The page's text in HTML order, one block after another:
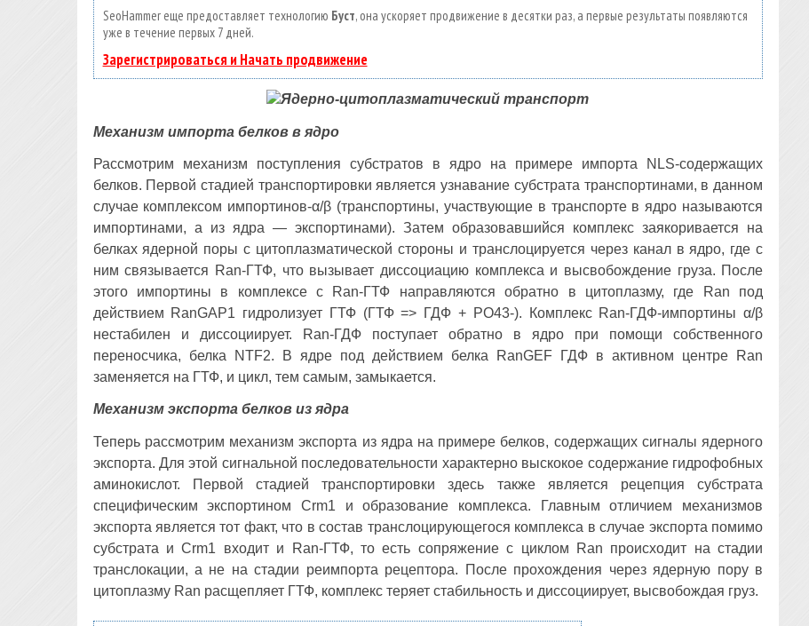
SeoHammer еще предоставляет технологию Буст, она ускоряет продвижение в десятки раз, а первые результаты появляются
уже в течение первых 7 дней.
Зарегистрироваться и Начать продвижение
Механизм импорта белков в ядро
Рассмотрим механизм поступления субстратов в ядро на примере импорта NLS-содержащих
белков. Первой стадией транспортировки является узнавание субстрата транспортинами, в данном
случае комплексом импортинов-α/β (транспортины, участвующие в транспорте в ядро называются
импортинами, а из ядра — экспортинами). Затем образовавшийся комплекс заякоривается на
белках ядерной поры с цитоплазматической стороны и транслоцируется через канал в ядро, где с
ним связывается Ran-ГТФ, что вызывает диссоциацию комплекса и высвобождение груза. После
этого импортины в комплексе с Ran-ГТФ направляются обратно в цитоплазму, где Ran под
действием RanGAP1 гидролизует ГТФ (ГТФ => ГДФ + PO43-). Комплекс Ran-ГДФ-импортины α/β
нестабилен и диссоциирует. Ran-ГДФ поступает обратно в ядро при помощи собственного
переносчика, белка NTF2. В ядре под действием белка RanGEF ГДФ в активном центре Ran
заменяется на ГТФ, и цикл, тем самым, замыкается.
Механизм экспорта белков из ядра
Теперь рассмотрим механизм экспорта из ядра на примере белков, содержащих сигналы ядерного
экспорта. Для этой сигнальной последовательности характерно выскокое содержание гидрофобных
аминокислот. Первой стадией транспортировки здесь также является рецепция субстрата
специфическим экспортином Crm1 и образование комплекса. Главным отличием механизмов
экспорта является тот факт, что в состав транслоцирующегося комплекса в случае экспорта помимо
субстрата и Crm1 входит и Ran-ГТФ, то есть сопряжение с циклом Ran происходит на стадии
транслокации, а не на стадии реимпорта рецептора. После прохождения через ядерную пору в
цитоплазму Ran расщепляет ГТФ, комплекс теряет стабильность и диссоциирует, высвобождая груз.